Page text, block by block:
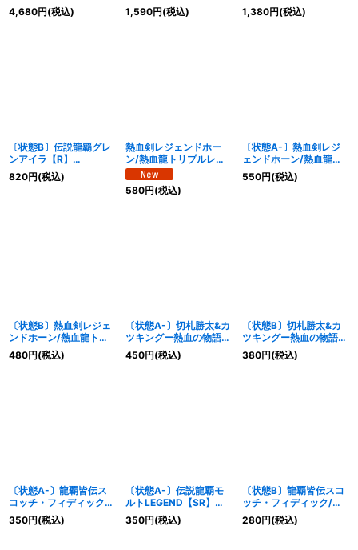
{25BD3SP1/SP8}
《多》
4,680円(税込)
【R】
{25BD3SP7/SP8}
1,590円(税込)
{25BD3SP7/SP8}
《多》
1,380円(税込)
〔状態B〕伝説龍覇グレ
ンアイラ【R】
{25BD3SP8/SP8}
《多》
820円(税込)
熱血剣レジェンドホー
ン/熱血龍トリプルレジ
ェンド【VR】
{25BD38b/20/8a/20}
《超次元》
580円(税込)
〔状態A-〕熱血剣レジ
ェンドホーン/熱血龍ト
リプルレジェンド
【VR】
550円(税込)
〔状態B〕熱血剣レジェ
ンドホーン/熱血龍トリ
プルレジェンド【VR】
{25BD38b/20/8a/20}
480円(税込)
〔状態A-〕切札勝太&カ
ツキングー熱血の物語ー
【DSR】{25BD311/20}
《多》
450円(税込)
〔状態B〕切札勝太&カ
ツキングー熱血の物語ー
【DSR】{25BD311/20}
《多》
380円(税込)
〔状態A-〕龍覇皆伝ス
コッチ・フィディック/
「勇愛龍、これぞ爆流の
神髄なり」【VR】
350円(税込)
〔状態A-〕伝説龍覇モ
ルトLEGEND【SR】
{25BD3SP4/SP8}
《多》
350円(税込)
〔状態B〕龍覇皆伝スコ
ッチ・フィディック/
「勇愛龍、これぞ爆流の
神髄なり」【VR】
280円(税込)